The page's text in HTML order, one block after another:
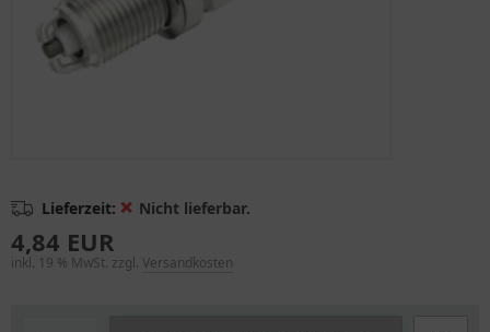
Lieferzeit: ❌ Nicht lieferbar.
4,84 EUR
inkl. 19 % MwSt. zzgl. Versandkosten